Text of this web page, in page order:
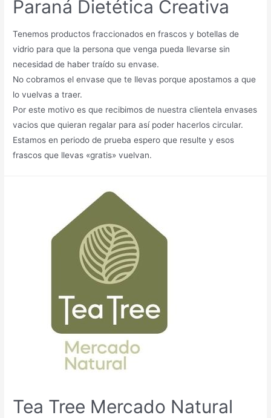
Paraná Dietética Creativa
Tenemos productos fraccionados en frascos y botellas de
vidrio para que la persona que venga pueda llevarse sin
necesidad de haber traído su envase.
No cobramos el envase que te llevas porque apostamos a que
lo vuelvas a traer.
Por este motivo es que recibimos de nuestra clientela envases
vacios que quieran regalar para así poder hacerlos circular.
Estamos en periodo de prueba espero que resulte y esos
frascos que llevas «gratis» vuelvan.
Tea Tree Mercado Natural